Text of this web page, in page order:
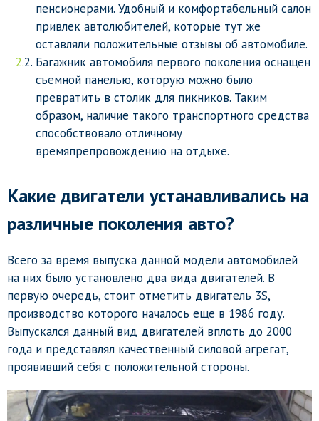
пенсионерами. Удобный и комфортабельный салон
привлек автолюбителей, которые тут же
оставляли положительные отзывы об автомобиле.
Багажник автомобиля первого поколения оснащен
съемной панелью, которую можно было
превратить в столик для пикников. Таким
образом, наличие такого транспортного средства
способствовало отличному
времяпрепровождению на отдыхе.
Какие двигатели устанавливались на
различные поколения авто?
Всего за время выпуска данной модели автомобилей
на них было установлено два вида двигателей. В
первую очередь, стоит отметить двигатель 3S,
производство которого началось еще в 1986 году.
Выпускался данный вид двигателей вплоть до 2000
года и представлял качественный силовой агрегат,
проявивший себя с положительной стороны.